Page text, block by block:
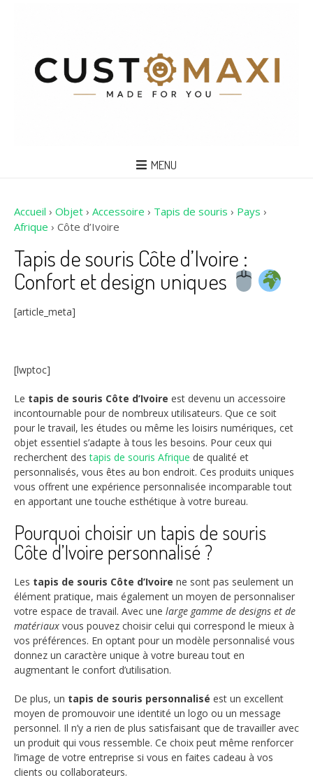
MENU
Accueil › Objet › Accessoire › Tapis de souris › Pays ›
Afrique › Côte d’Ivoire
Tapis de souris Côte d’Ivoire :
Confort et design uniques
[article_meta]
[lwptoc]
Le tapis de souris Côte d’Ivoire est devenu un accessoire
incontournable pour de nombreux utilisateurs. Que ce soit
pour le travail, les études ou même les loisirs numériques, cet
objet essentiel s’adapte à tous les besoins. Pour ceux qui
recherchent destapis de souris Afrique de qualité et
personnalisés, vous êtes au bon endroit. Ces produits uniques
vous offrent une expérience personnalisée incomparable tout
en apportant une touche esthétique à votre bureau.
Pourquoi choisir un tapis de souris
Côte d’Ivoire personnalisé ?
Les tapis de souris Côte d’Ivoire ne sont pas seulement un
élément pratique, mais également un moyen de personnaliser
votre espace de travail. Avec une large gamme de designs et de
matériaux vous pouvez choisir celui qui correspond le mieux à
vos préférences. En optant pour un modèle personnalisé vous
donnez un caractère unique à votre bureau tout en
augmentant le confort d’utilisation.
De plus, un tapis de souris personnalisé est un excellent
moyen de promouvoir une identité un logo ou un message
personnel. Il n’y a rien de plus satisfaisant que de travailler avec
un produit qui vous ressemble. Ce choix peut même renforcer
l’image de votre entreprise si vous en faites cadeau à vos
clients ou collaborateurs.